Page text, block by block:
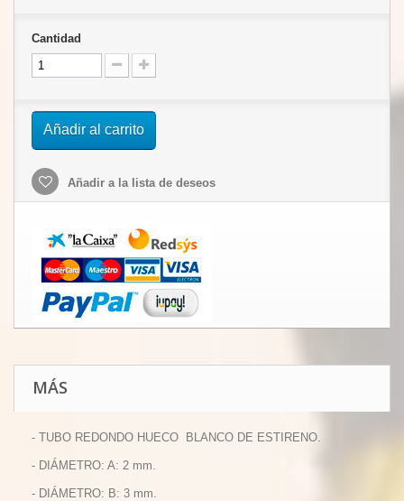
Cantidad
Añadir al carrito
Añadir a la lista de deseos
MÁS
- TUBO REDONDO HUECO BLANCO DE ESTIRENO.
- DIÁMETRO: A: 2 mm.
- DIÁMETRO: B: 3 mm.